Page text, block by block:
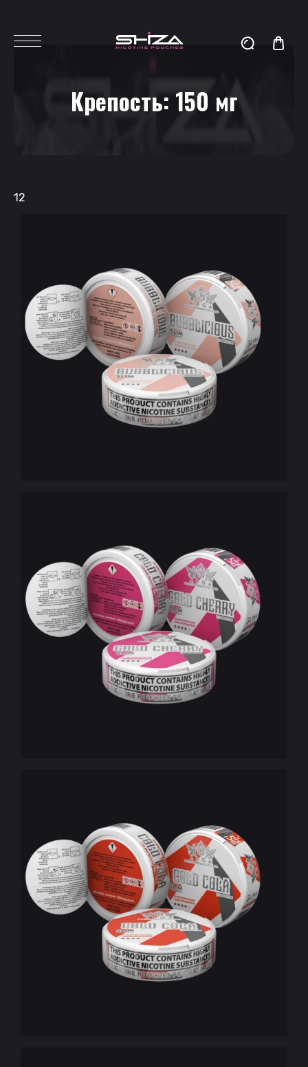
Крепость: 150 мг
12